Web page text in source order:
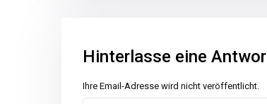
Hinterlasse eine
Ihre Email-Adresse wird nicht veröffentlicht.